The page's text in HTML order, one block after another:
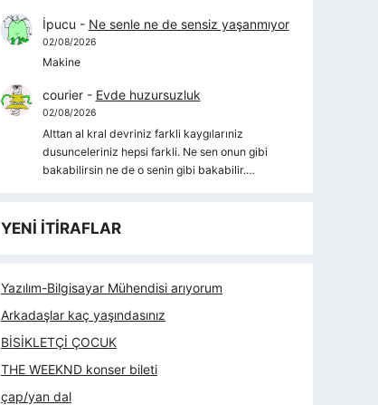
İpucu - Ne senle ne de sensiz yaşanmıyor
02/08/2026
Makine
courier- Evde huzursuzluk
02/08/2026
Alttan al kral devriniz farkli kaygılarıniz
dusunceleriniz hepsi farkli. Ne sen onun gibi
bakabilirsin ne de o senin gibi bakabilir.…
YENİ İTİRAFLAR
Yazılım-Bilgisayar Mühendisi arıyorum
Arkadaşlar kaç yaşındasınız
BİSİKLETÇİ ÇOCUK
THE WEEKND konser bileti
çap/yan dal